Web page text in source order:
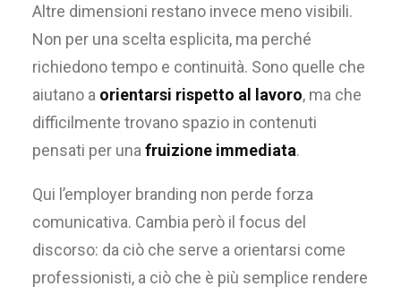
Altre dimensioni restano invece meno visibili.
Non per una scelta esplicita, ma perché
richiedono tempo e continuità. Sono quelle che
aiutano a orientarsi rispetto al lavoro, ma che
difficilmente trovano spazio in contenuti
pensati per una fruizione immediata.
Qui l’employer branding non perde forza
comunicativa. Cambia però il focus del
discorso: da ciò che serve a orientarsi come
professionisti, a ciò che è più semplice rendere